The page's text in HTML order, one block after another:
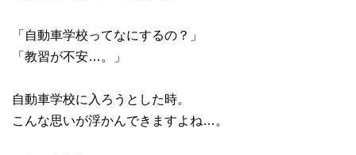
「自動車学校ってなにするの？」
「教習が不安…。」
自動車学校に入ろうとした時。
こんな思いが浮かんできますよね…。